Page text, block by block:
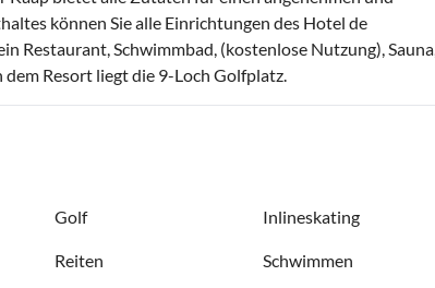
können Sie alle Einrichtungen des Hotel de
Restaurant, Schwimmbad, (kostenlose Nutzung), Sauna,
dem Resort liegt die 9-Loch Golfplatz.
Golf Inlineskating
Reiten Schwimmen